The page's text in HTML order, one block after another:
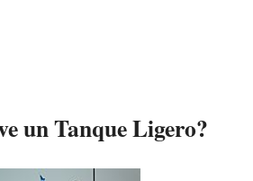
un Tanque Ligero?